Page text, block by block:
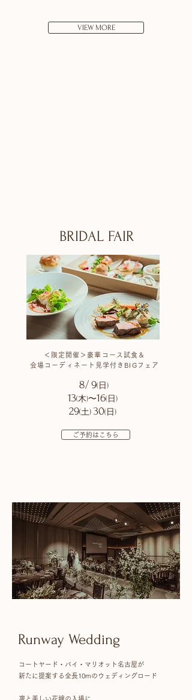
VIEW MORE
BRIDAL FAIR
＜限定開催＞豪華コース試食＆
会場コーディネート見学付きBIGフェア
8/9(日)
13(木)〜16(日)
29(土) 30(日)
ご予約はこちら
Runway Wedding
コートヤード・バイ・マリオット名古屋が
新たに提案する全長10mのウェディングロード
凛と美しい花嫁の入場に